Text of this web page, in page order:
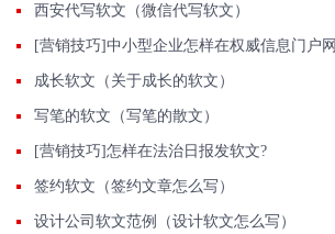
西安代写软文（微信代写软文）
成长软文（关于成长的软文）
写笔的软文（写笔的散文）
[营销技巧]怎样在法治日报发软文?
签约软文（签约文章怎么写）
设计公司软文范例（设计软文怎么写）